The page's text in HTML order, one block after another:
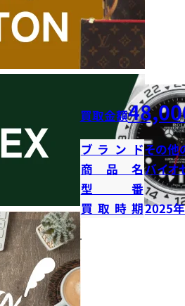
買取金額
ブランドその他
商品名バイオ
型番
買取時期2025